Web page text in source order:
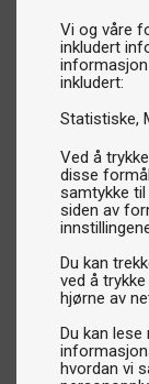
Vi og våre
inkludert
inkludert:
Statistiske
Ved å
disse
samtykke til
siden av
Du kan
ved å
hjørne av
Du kan
hvordan vi